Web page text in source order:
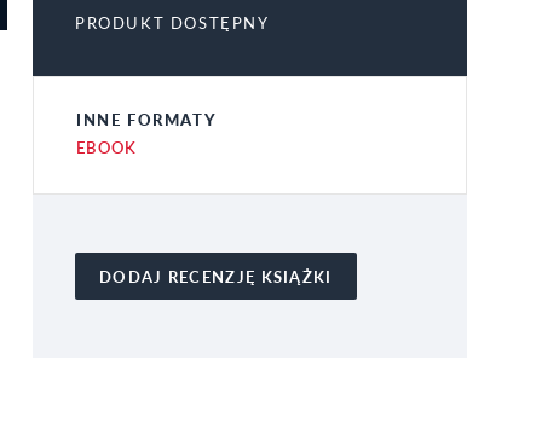
PRODUKT DOSTĘPNY
INNE FORMATY
EBOOK
DODAJ RECENZJĘ KSIĄŻKI